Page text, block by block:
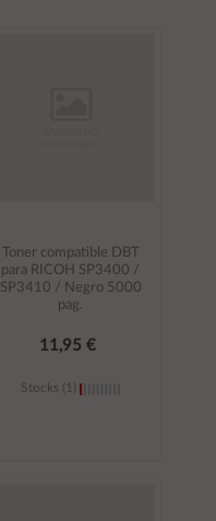
Toner compatible DBT
para RICOH SP3400 /
SP3410 / Negro 5000
pag.
11,95 €
Stocks (1)